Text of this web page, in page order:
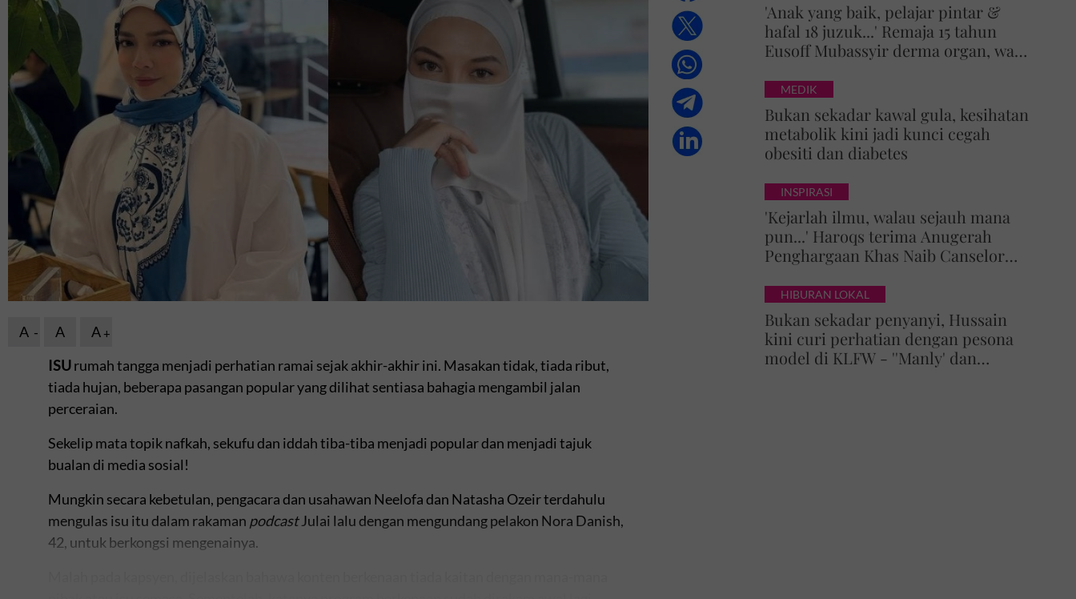
A A
A
ISUrumah tangga menjadi perhatian ramai sejak akhir-akhir ini. Masakan tidak, tiada ribut,
tiada hujan, beberapa pasangan popular yang dilihat sentiasa bahagia mengambil jalan
perceraian.
Sekelip mata topik nafkah, sekufu dan iddah tiba-tiba menjadi popular dan menjadi tajuk
bualan di media sosial!
Mungkin secara kebetulan, pengacara dan usahawan Neelofa dan Natasha Ozeir terdahulu
mengulas isu itu dalam rakaman podcastJulai lalu dengan mengundang pelakon Nora Danish,
42, untuk berkongsi mengenainya.
'Anak yang baik, pelajar pintar &
hafal 18 juzuk...' Remaja 15 tahun
Eusoff Mubassyir derma organ, walk
MEDIK
Bukan sekadar kawal gula, kesihatan
metabolik kini jadi kunci cegah
obesiti dan diabetes
INSPIRASI
'Kejarlah ilmu, walau sejauh mana
pun...' Haroqs terima Anugerah
Penghargaan Khas Naib Canselor
HIBURAN LOKAL
Bukan sekadar penyanyi, Hussain
kini curi perhatian dengan pesona
model di KLFW - ''Manly' dan